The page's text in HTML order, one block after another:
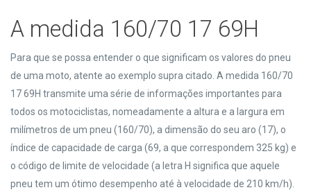
A medida 160/70 17 69H
Para que se possa entender o que significam os valores do pneu
de uma moto, atente ao exemplo supra citado. A medida 160/70
17 69H transmite uma série de informações importantes para
todos os motociclistas, nomeadamente a altura e a largura em
milímetros de um pneu (160/70), a dimensão do seu aro (17), o
índice de capacidade de carga (69, a que correspondem 325 kg) e
o código de limite de velocidade (a letra H significa que aquele
pneu tem um ótimo desempenho até à velocidade de 210 km/h).